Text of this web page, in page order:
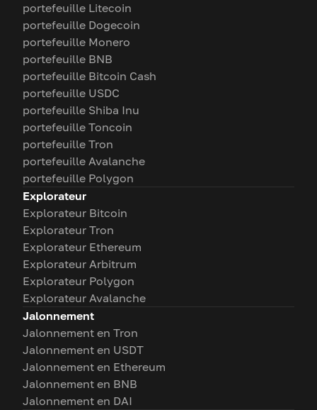
portefeuille Litecoin
portefeuille Dogecoin
portefeuille Monero
portefeuille BNB
portefeuille Bitcoin Cash
portefeuille USDC
portefeuille Shiba Inu
portefeuille Toncoin
portefeuille Tron
portefeuille Avalanche
portefeuille Polygon
Explorateur
Explorateur Bitcoin
Explorateur Tron
Explorateur Ethereum
Explorateur Arbitrum
Explorateur Polygon
Explorateur Avalanche
Jalonnement
Jalonnement en Tron
Jalonnement en USDT
Jalonnement en Ethereum
Jalonnement en BNB
Jalonnement en DAI